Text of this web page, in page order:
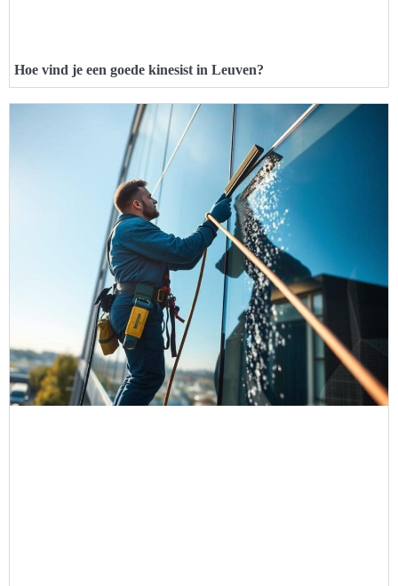
Hoe vind je een goede kinesist in Leuven?